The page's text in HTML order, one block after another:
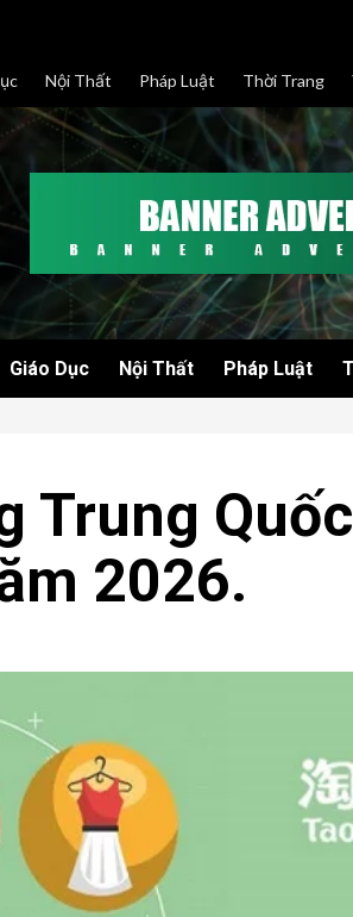
Nội Thất Pháp Luật Thời Trang
Giáo Dục Nội Thất Pháp Luật
Trung
2026.